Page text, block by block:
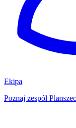
Ekipa
Poznaj zespół